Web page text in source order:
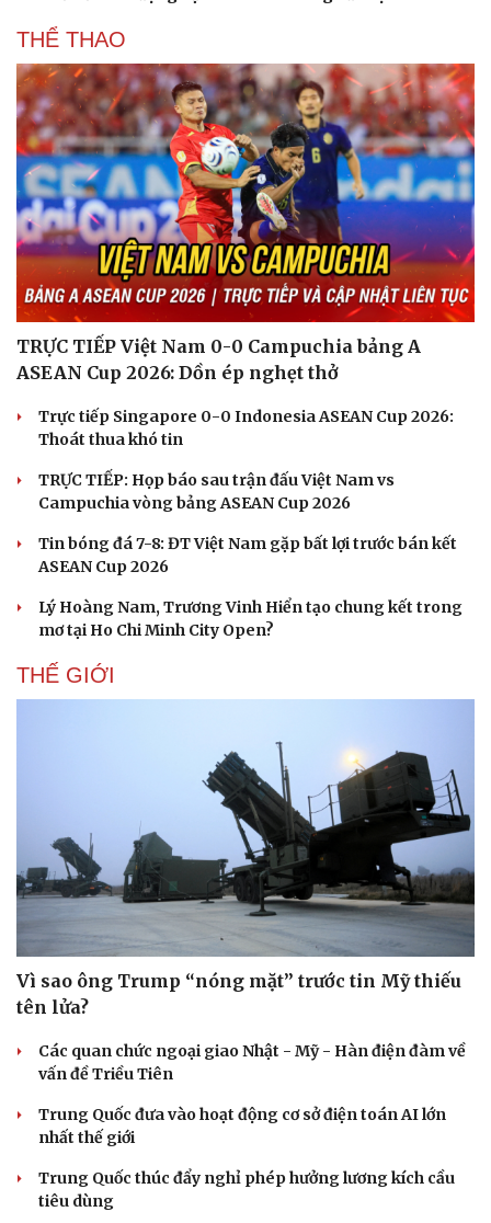
Du lịch
Săn Tour
check-in
Podcast
Câu chuyện thời sự
Đọc truyện đêm khuya
Cửa sổ tình yêu
Kể chuyện cho bé
THỂ THAO
TRỰC TIẾP Việt Nam 0-0 Campuchia bảng A
ASEAN Cup 2026: Dồn ép nghẹt thở
Trực tiếp Singapore 0-0 Indonesia ASEAN Cup 2026:
Thoát thua khó tin
TRỰC TIẾP: Họp báo sau trận đấu Việt Nam vs
Campuchia vòng bảng ASEAN Cup 2026
Tin bóng đá 7-8: ĐT Việt Nam gặp bất lợi trước bán kết
ASEAN Cup 2026
Lý Hoàng Nam, Trương Vinh Hiển tạo chung kết trong
mơ tại Ho Chi Minh City Open?
THẾ GIỚI
Vì sao ông Trump “nóng mặt” trước tin Mỹ thiếu
tên lửa?
Các quan chức ngoại giao Nhật - Mỹ - Hàn điện đàm về
vấn đề Triều Tiên
Trung Quốc đưa vào hoạt động cơ sở điện toán AI lớn
nhất thế giới
Trung Quốc thúc đẩy nghỉ phép hưởng lương kích cầu
tiêu dùng